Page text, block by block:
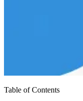
Table of Contents